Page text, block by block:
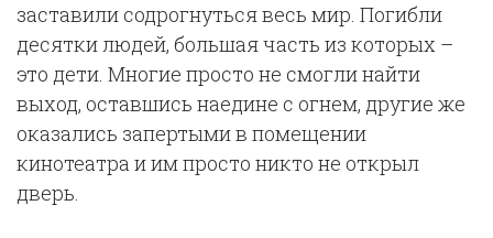
заставили содрогнуться весь мир. Погибли
десятки людей, большая часть из которых –
это дети. Многие просто не смогли найти
выход, оставшись наедине с огнем, другие же
оказались запертыми в помещении
кинотеатра и им просто никто не открыл
дверь.